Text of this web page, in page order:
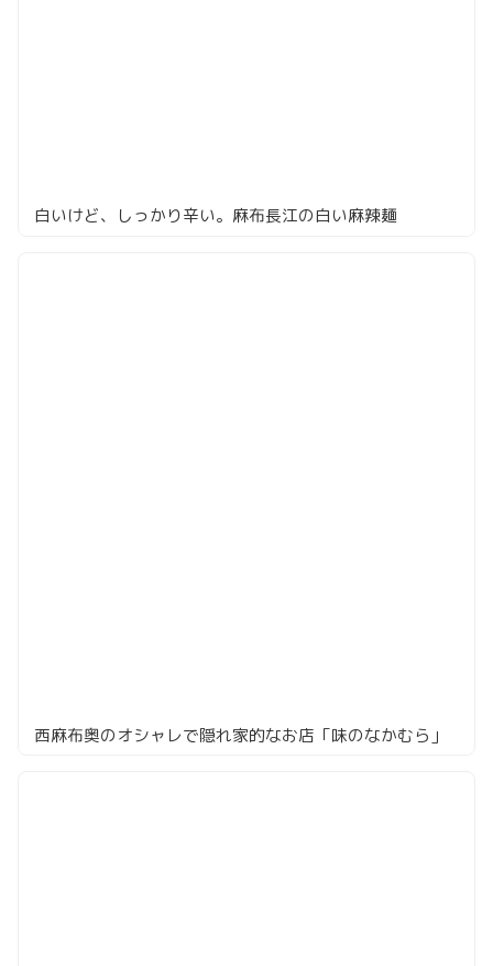
白いけど、しっかり辛い。麻布長江の白い麻辣麺
西麻布奥のオシャレで隠れ家的なお店「味のなかむら」